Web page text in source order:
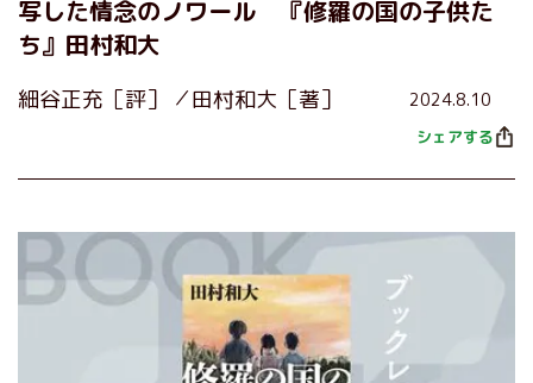
写した情念のノワール 『修羅の国の子供た
ち』田村和大
細谷正充［評］ 田村和大［著］ 2024.8.10
シェアする